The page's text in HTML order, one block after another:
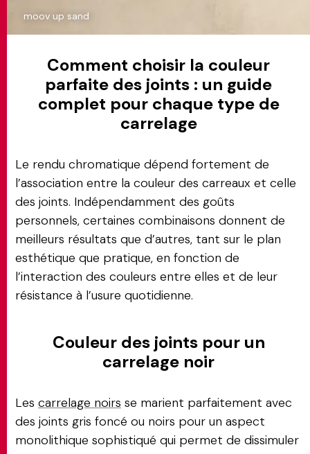
moov up sand
Comment choisir la couleur
parfaite des joints : un guide
complet pour chaque type de
carrelage
Le rendu chromatique dépend fortement de
l’association entre la couleur des carreaux et celle
des joints. Indépendamment des goûts
personnels, certaines combinaisons donnent de
meilleurs résultats que d’autres, tant sur le plan
esthétique que pratique, en fonction de
l’interaction des couleurs entre elles et de leur
résistance à l’usure quotidienne.
Couleur des joints pour un
carrelage noir
Les carrelage noirs se marient parfaitement avec
des joints gris foncé ou noirs pour un aspect
monolithique sophistiqué qui permet de dissimuler